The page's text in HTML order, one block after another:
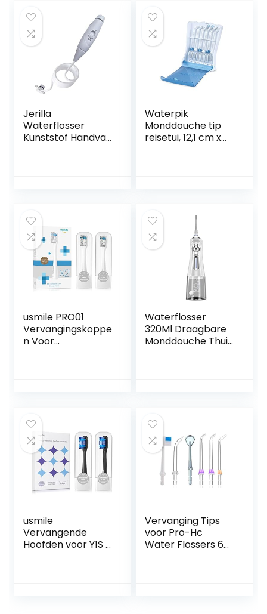
Jerilla
Waterflosser
Kunststof Handvat
900
Waterpik
Monddouche tip
reisetui, 12,1 cm x
usmile PRO01
Vervangingskoppe
n Voor
opzetborstels Met
Reishoes, Grijs
Waterflosser
320Ml Draagbare
Monddouche Thuis
usmile
Vervangende
Hoofden voor Y1S /
Vervanging Tips
voor Pro-Hc
Water Flossers 6